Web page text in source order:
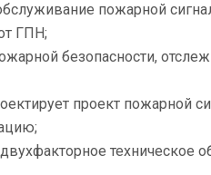
пожарной
ГПН;
безопасности,
проект пожарной
техническое